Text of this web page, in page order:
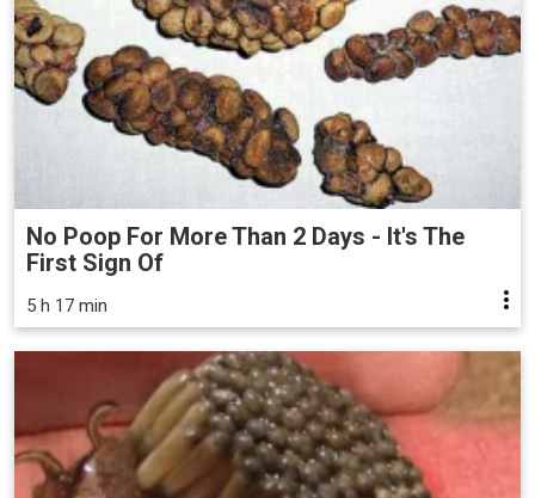
No Poop For More Than 2 Days - It's The
First Sign Of
5 h 17 min